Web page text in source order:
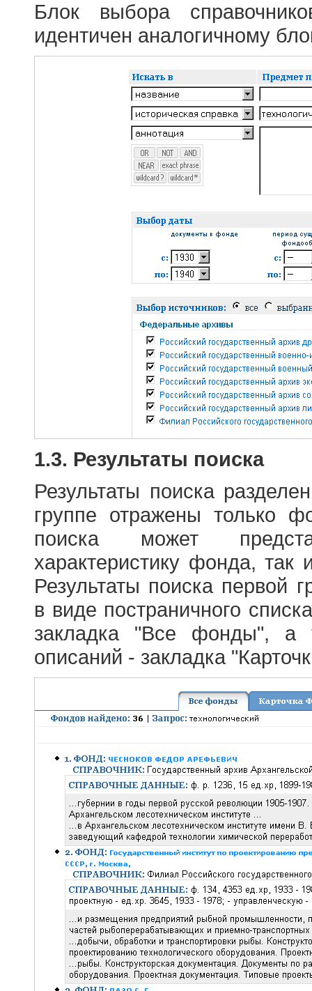
Блок выбора
идентичен аналогичному
1.3. Результаты поиска
Результаты поиска
группе отражены только
поиска может
характеристику фонда,
Результаты поиска первой
в виде постраничного
закладка "Все фонды", а
описаний - закладка